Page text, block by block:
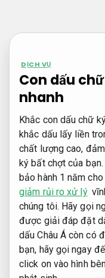
nội
DỊCH VỤ
Con dấu
nhanh
Khắc con dấu chữ
khắc dấu lấy liền
chất lượng cao,
ký bất chợt của
bảo hành 1 năm
giảm rủi ro xử lý
chúng tôi. Hãy gọi
được giải đáp đặt
dấu Châu Á còn có
bạn, hãy gọi ngay
click on vào hình